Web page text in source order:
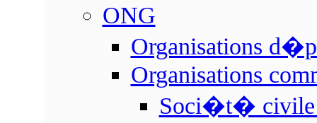
ONG
Organisations
Organisations
Soci�t� civile